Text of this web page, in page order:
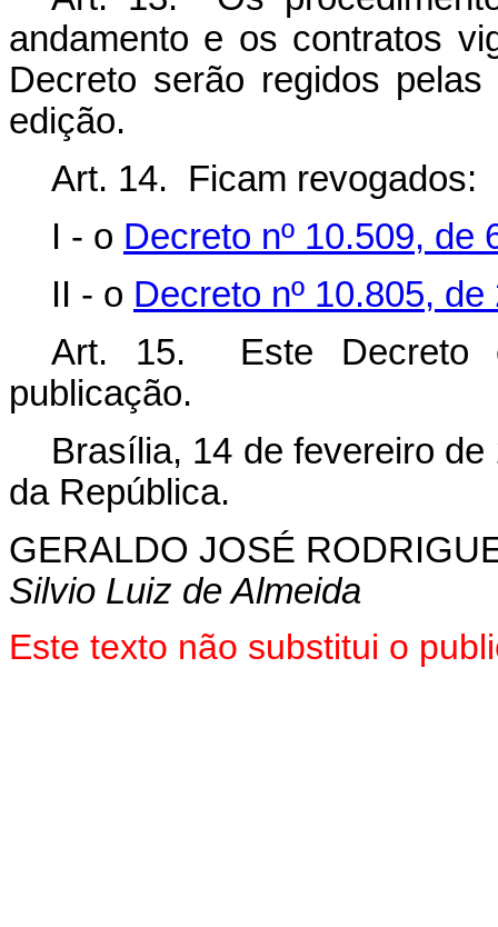
andamento e os contratos
Decreto serão regidos
edição.
Art. 14. Ficam revogados:
I - o Decreto nº 10.509, de
II - o Decreto nº 10.805,
Art. 15. Este Decreto
publicação.
Brasília, 14 de fevereiro de
da República.
GERALDO JOSÉ
Silvio Luiz de Almeida
Este texto não substitui o